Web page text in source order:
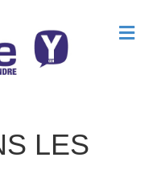
M
e
LES